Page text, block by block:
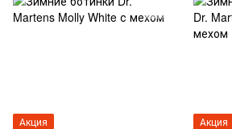
Акция
Акция